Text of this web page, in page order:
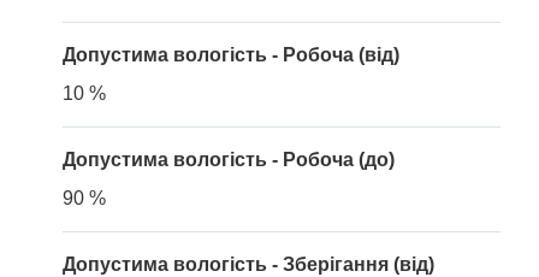
Допустима вологість - Робоча (від)
10 %
Допустима вологість - Робоча (до)
90 %
Допустима вологість - Зберігання (від)